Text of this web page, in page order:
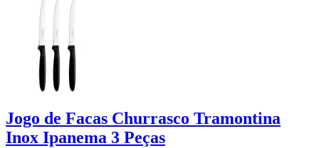
Jogo de Facas Churrasco Tramontina
Inox Ipanema 3 Peças